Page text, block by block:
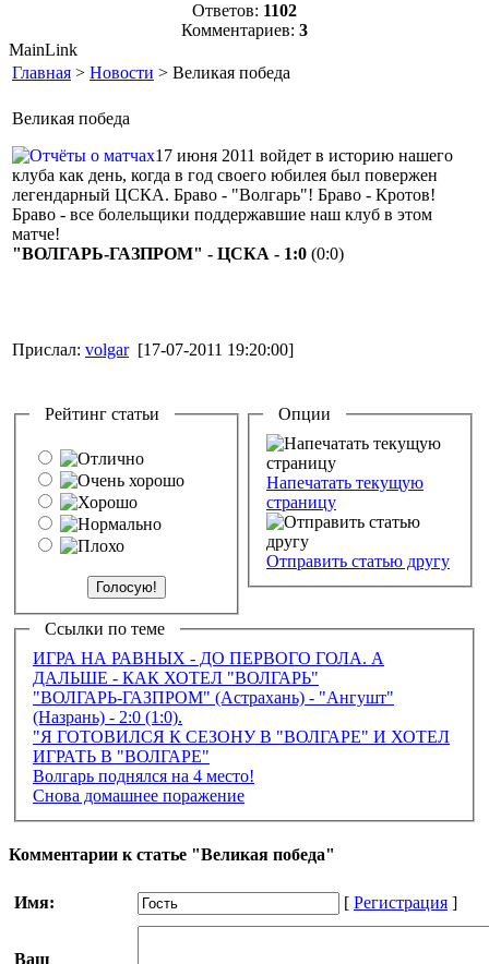
Ответов: 1102
Комментариев: 3
MainLink
Главная > Новости > Великая победа
Великая победа
17 июня 2011 войдет в историю нашего
клуба как день, когда в год своего юбилея был повержен
легендарный ЦСКА. Браво - "Волгарь"! Браво - Кротов!
Браво - все болельщики поддержавшие наш клуб в этом
матче!
"ВОЛГАРЬ-ГАЗПРОМ" - ЦСКА - 1:0 (0:0)
Прислал: volgar [17-07-2011 19:20:00]
Рейтинг статьи Опции
Напечатать текущую
страницу
Отправить статью другу
Ссылки по теме
ИГРА НА РАВНЫХ - ДО ПЕРВОГО ГОЛА. А
ДАЛЬШЕ - КАК ХОТЕЛ "ВОЛГАРЬ"
"ВОЛГАРЬ-ГАЗПРОМ" (Астрахань) - "Ангушт"
(Назрань) - 2:0 (1:0).
"Я ГОТОВИЛСЯ К СЕЗОНУ В "ВОЛГАРЕ" И ХОТЕЛ
ИГРАТЬ В "ВОЛГАРЕ"
Волгарь поднялся на 4 место!
Снова домашнее поражение
Комментарии к статье "Великая победа"
Имя: [ Регистрация ]
Ваш